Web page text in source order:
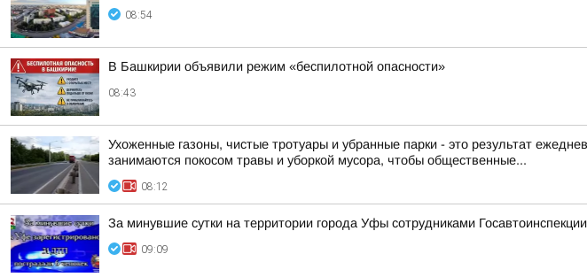
08:54
В Башкирии объявили режим «беспилотной опасности»
08:43
Ухоженные газоны, чистые тротуары и убранные парки - это результат
занимаются покосом травы и уборкой мусора, чтобы общественные...
08:12
За минувшие сутки на территории города Уфы сотрудниками
09:09